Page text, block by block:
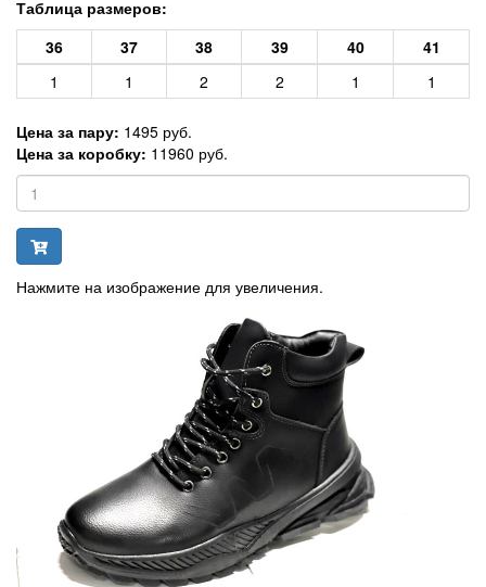
Таблица размеров:
36
37 38 39 40
41
1
1 2 2 1 1
Цена за пару: 1495 руб.
Цена за коробку: 11960 руб.
Нажмите на изображение для увеличения.